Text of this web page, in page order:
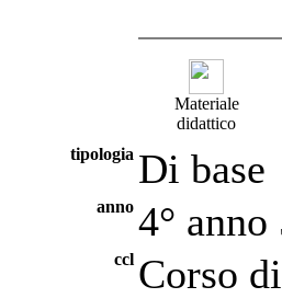
Materiale
didattico
tipologia Di base
anno 4° anno
ccl Corso